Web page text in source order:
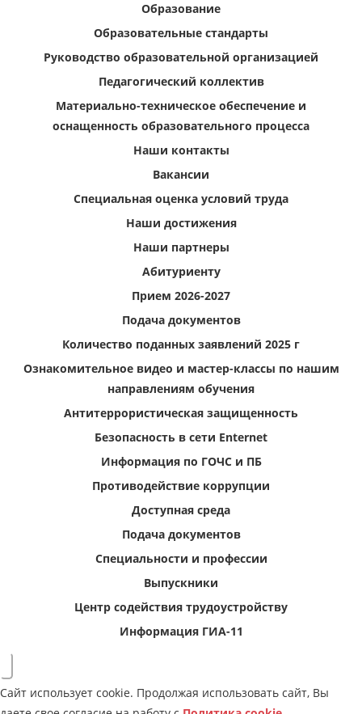
Образование
Образовательные стандарты
Руководство образовательной организацией
Педагогический коллектив
Материально-техническое обеспечение и
оснащенность образовательного процесса
Наши контакты
Вакансии
Специальная оценка условий труда
Наши достижения
Наши партнеры
Абитуриенту
Прием 2026-2027
Подача документов
Количество поданных заявлений 2025 г
Ознакомительное видео и мастер-классы по нашим
направлениям обучения
Антитеррористическая защищенность
Безопасность в сети Enternet
Информация по ГОЧС и ПБ
Противодействие коррупции
Доступная среда
Подача документов
Специальности и профессии
Выпускники
Центр содействия трудоустройству
Информация ГИА-11
Сайт использует cookie. Продолжая использовать сайт, Вы